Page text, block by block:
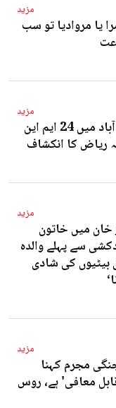
مزید
یا مروادیا تو سب
مزید
سندھ ہاؤس اسلام آباد میں 24 ایم این
ریاض کا انکشاف
مزید
خان میں خاتون
سے پہلے والدہ
بیٹیوں کی شادی
مزید
مجرم کہنا
معافی' ہے، روس